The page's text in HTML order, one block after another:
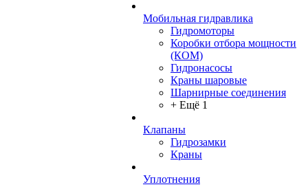
Мобильная гидравлика
Гидромоторы
Коробки отбора мощности
(КОМ)
Гидронасосы
Краны шаровые
Шарнирные соединения
+ Ещё 1
Клапаны
Гидрозамки
Краны
Уплотнения